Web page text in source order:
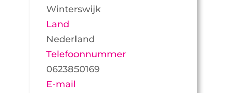
Winterswijk
Land
Nederland
Telefoonnummer
0623850169
E-mail